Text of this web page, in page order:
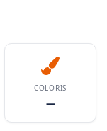
COLORIS
—